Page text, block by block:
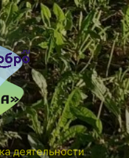
деятельности